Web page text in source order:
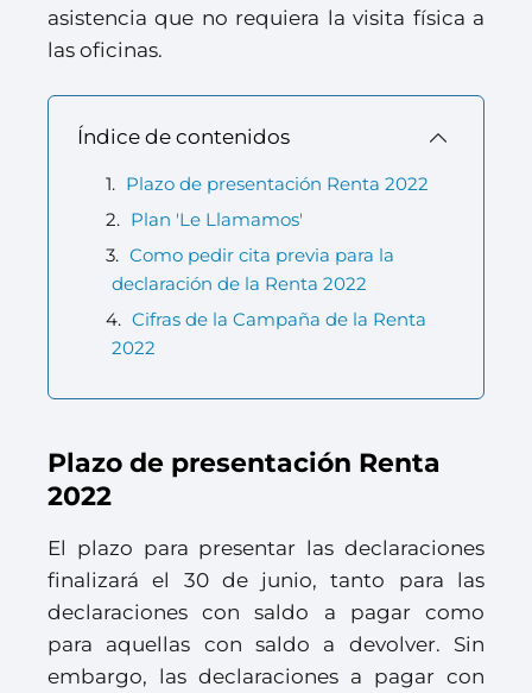
asistencia que no requiera la visita física a
las oficinas.
Índice de contenidos
Plazo de presentación Renta 2022
Plan 'Le Llamamos'
Como pedir cita previa para la
declaración de la Renta 2022
Cifras de la Campaña de la Renta
2022
Plazo de presentación Renta
2022
El plazo para presentar las declaraciones
finalizará el 30 de junio, tanto para las
declaraciones con saldo a pagar como
para aquellas con saldo a devolver. Sin
embargo, las declaraciones a pagar con